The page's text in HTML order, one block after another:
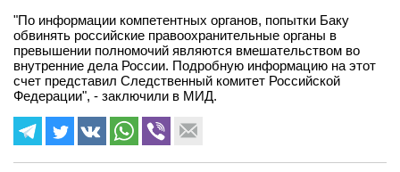
"По информации компетентных органов, попытки Баку
обвинять российские правоохранительные органы в
превышении полномочий являются вмешательством во
внутренние дела России. Подробную информацию на этот
счет представил Следственный комитет Российской
Федерации", - заключили в МИД.